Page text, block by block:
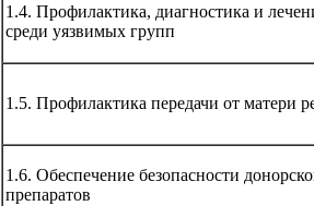
1.4. Профилактика, диагностика и
среди уязвимых групп
1.5. Профилактика передачи от матери
1.6. Обеспечение безопасности
препаратов